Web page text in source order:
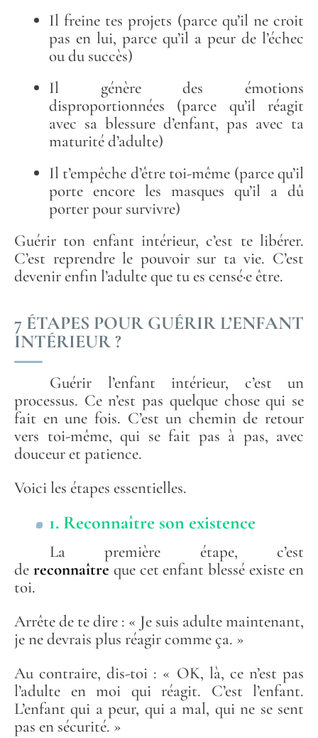
Il freine tes projets (parce qu’il ne croit
pas en lui, parce qu’il a peur de l’échec
ou du succès)
Il génère des émotions
disproportionnées (parce qu’il réagit
avec sa blessure d’enfant, pas avec ta
maturité d’adulte)
Il t’empêche d’être toi-même (parce qu’il
porte encore les masques qu’il a dû
porter pour survivre)
Guérir ton enfant intérieur, c’est te libérer.
C’est reprendre le pouvoir sur ta vie. C’est
devenir enfin l’adulte que tu es censé·e être.
7 ÉTAPES POUR GUÉRIR L’ENFANT
INTÉRIEUR ?
Guérir l’enfant intérieur, c’est un
processus. Ce n’est pas quelque chose qui se
fait en une fois. C’est un chemin de retour
vers toi-même, qui se fait pas à pas, avec
douceur et patience.
Voici les étapes essentielles.
1. Reconnaître son existence
La première étape, c’est
de reconnaître que cet enfant blessé existe en
toi.
Arrête de te dire : « Je suis adulte maintenant,
je ne devrais plus réagir comme ça. »
Au contraire, dis-toi : « OK, là, ce n’est pas
l’adulte en moi qui réagit. C’est l’enfant.
L’enfant qui a peur, qui a mal, qui ne se sent
pas en sécurité. »